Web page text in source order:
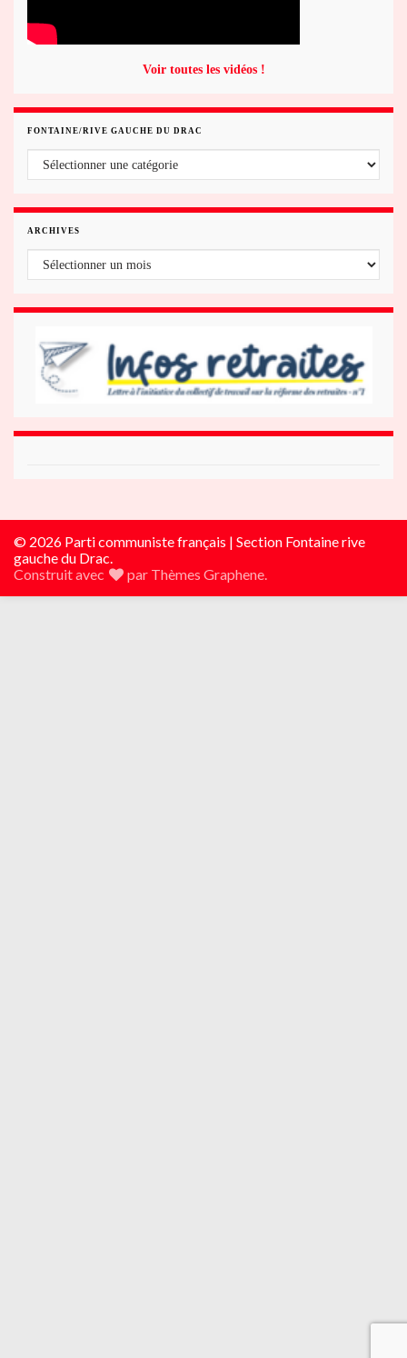
Voir toutes les vidéos !
FONTAINE/RIVE GAUCHE DU DRAC
ARCHIVES
© 2026 Parti communiste français | Section Fontaine rive
gauche du Drac.
Construit avec
par Thèmes Graphene.